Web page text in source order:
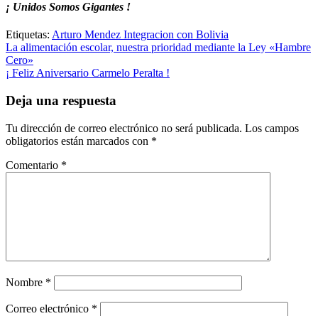
¡ Unidos Somos Gigantes !
Etiquetas: Arturo Mendez Integracion con Bolivia
Navegación
de
La alimentación escolar, nuestra prioridad mediante la Ley «Hambre
Cero»
¡ Feliz Aniversario Carmelo Peralta !
Deja una respuesta
Tu dirección de correo electrónico no será publicada. Los campos
obligatorios están marcados con *
Comentario *
Nombre *
Correo electrónico *